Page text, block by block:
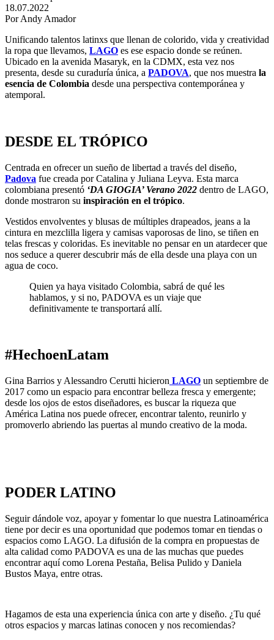
18.07.2022
Por Andy Amador
Unificando talentos latinxs que llenan de colorido, vida y creatividad
la ropa que llevamos, LAGO es ese espacio donde se reúnen.
Ubicado en la avenida Masaryk, en la CDMX, esta vez nos
presenta, desde su curaduría única, a PADOVA, que nos muestra la
esencia de Colombia desde una perspectiva contemporánea y
atemporal.
DESDE EL TRÓPICO
Centrada en ofrecer un sueño de libertad a través del diseño,
Padova fue creada por Catalina y Juliana Leyva. Esta marca
colombiana presentó ‘DA GIOGIA’ Verano 2022 dentro de LAGO,
donde mostraron su inspiración en el trópico.
Vestidos envolventes y blusas de múltiples drapeados, jeans a la
cintura en mezclilla ligera y camisas vaporosas de lino, se tiñen en
telas frescas y coloridas. Es inevitable no pensar en un atardecer que
nos seduce a querer descubrir más de ella desde una playa con un
agua de coco.
Quien ya haya visitado Colombia, sabrá de qué les
hablamos, y si no, PADOVA es un viaje que
definitivamente te transportará allí.
#HechoenLatam
Gina Barrios y Alessandro Cerutti hicieron LAGO un septiembre de
2017 como un espacio para encontrar belleza fresca y emergente;
desde los ojos de estos diseñadores, es buscar la riqueza que
América Latina nos puede ofrecer, encontrar talento, reunirlo y
promoverlo abriendo las puertas al mundo creativo de la moda.
PODER LATINO
Seguir dándole voz, apoyar y fomentar lo que nuestra Latinoamérica
tiene por decir es una oportunidad que podemos tomar en tiendas o
espacios como LAGO. La difusión de la compra en propuestas de
alta calidad como PADOVA es una de las muchas que puedes
encontrar aquí como Lorena Pestaña, Belisa Pulido y Daniela
Bustos Maya, entre otras.
Hagamos de esta una experiencia única con arte y diseño. ¿Tu qué
otros espacios y marcas latinas conocen y nos recomiendas?